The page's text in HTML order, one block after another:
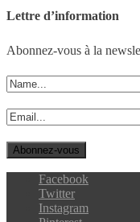
Lettre d’information
Abonnez-vous à la
Facebook
Twitter
Instagram